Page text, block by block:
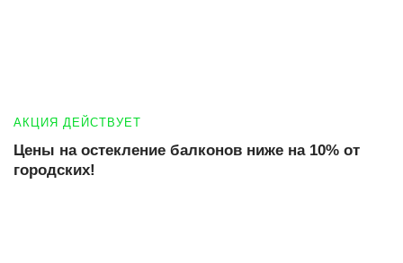
АКЦИЯ ДЕЙСТВУЕТ
Цены на остекление балконов ниже на 10% от
городских!